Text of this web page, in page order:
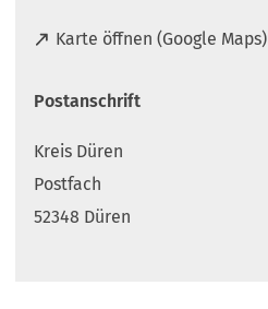
Karte öffnen (Google Maps)
(
f
e
t
i
Postanschrift
Kreis Düren
Postfach
52348 Düren